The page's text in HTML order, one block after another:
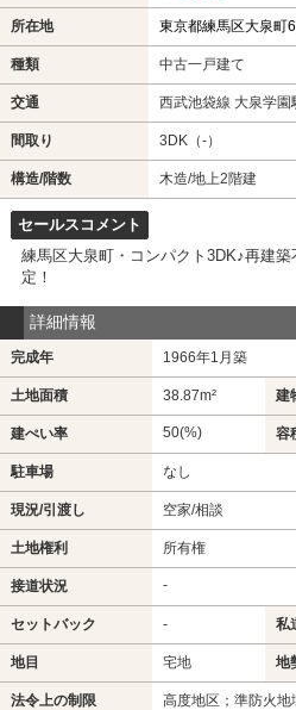
所在地 東京都練馬区大泉町
種類 中古一戸建て
交通 西武池袋線 大泉学園
間取り 3DK（-）
構造/階数 木造/地上2階建
セールスコメント
練馬区大泉町・コンパクト3DK♪再建
定！
詳細情報
完成年 1966年1月築
土地面積 38.87m² 建
建ぺい率 50(%) 容
駐車場 なし
現況/引渡し 空家/相談
土地権利 所有権
接道状況 -
セットバック - 私
地目 宅地 地
法令上の制限 高度地区；準防火地